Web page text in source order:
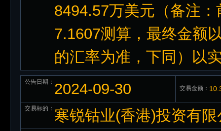
8494.57万美元（备注
7.1607测算，最终金额
的汇率为准，下同）以
公告日期： 2024-09-30 交易金额：
交易标的： 寒锐钴业(香港)投资有